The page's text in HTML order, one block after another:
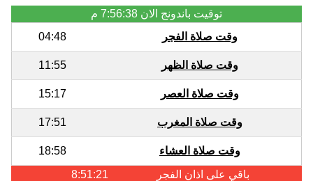
توقيت باندونج الان 7:56:38 م
وقت صلاة الفجر
04:48
وقت صلاة الظهر 11:55
وقت صلاة العصر 15:17
وقت صلاة المغرب 17:51
وقت صلاة العشاء
18:58
باقي على اذان الفجر
8:51:21